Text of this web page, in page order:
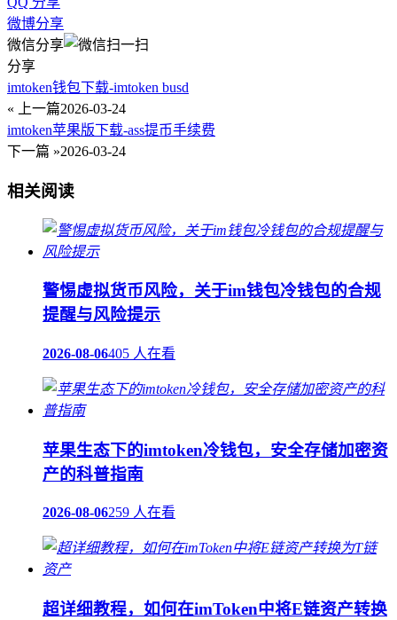
微博分享
微信分享
分享
imtoken钱包下载-imtoken busd
« 上一篇2026-03-24
imtoken苹果版下载-ass提币手续费
下一篇 »2026-03-24
相关阅读
警惕虚拟货币风险，关于im钱包冷钱包的合规
提醒与风险提示
2026-08-06405 人在看
苹果生态下的imtoken冷钱包，安全存储加密资
产的科普指南
2026-08-06259 人在看
超详细教程，如何在imToken中将E链资产转换